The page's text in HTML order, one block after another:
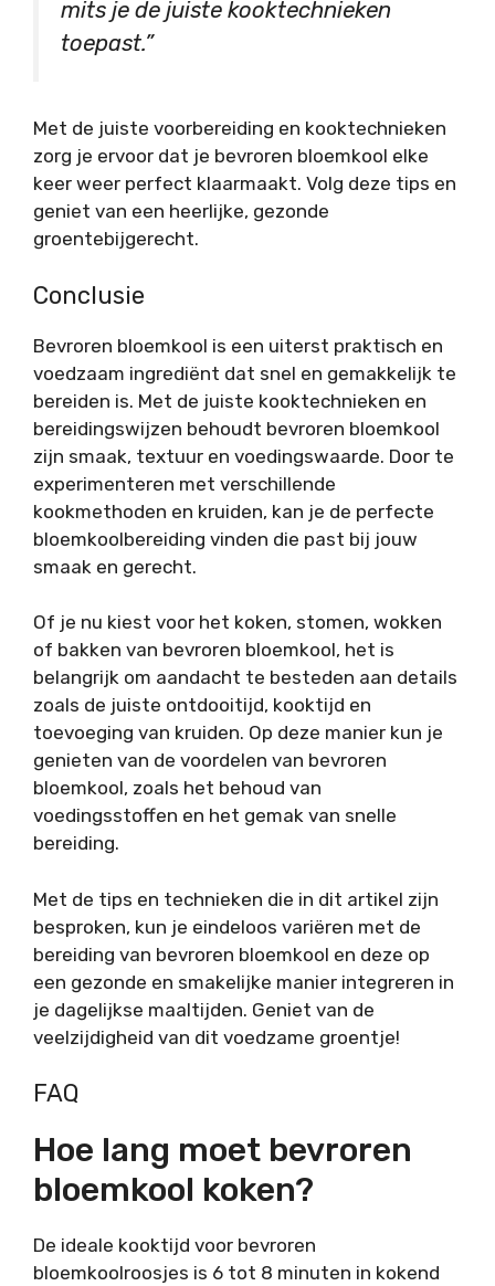
mits je de juiste kooktechnieken
toepast.”
Met de juiste voorbereiding en kooktechnieken
zorg je ervoor dat je bevroren bloemkool elke
keer weer perfect klaarmaakt. Volg deze tips en
geniet van een heerlijke, gezonde
groentebijgerecht.
Conclusie
Bevroren bloemkool is een uiterst praktisch en
voedzaam ingrediënt dat snel en gemakkelijk te
bereiden is. Met de juiste kooktechnieken en
bereidingswijzen behoudt bevroren bloemkool
zijn smaak, textuur en voedingswaarde. Door te
experimenteren met verschillende
kookmethoden en kruiden, kan je de perfecte
bloemkoolbereiding vinden die past bij jouw
smaak en gerecht.
Of je nu kiest voor het koken, stomen, wokken
of bakken van bevroren bloemkool, het is
belangrijk om aandacht te besteden aan details
zoals de juiste ontdooitijd, kooktijd en
toevoeging van kruiden. Op deze manier kun je
genieten van de voordelen van bevroren
bloemkool, zoals het behoud van
voedingsstoffen en het gemak van snelle
bereiding.
Met de tips en technieken die in dit artikel zijn
besproken, kun je eindeloos variëren met de
bereiding van bevroren bloemkool en deze op
een gezonde en smakelijke manier integreren in
je dagelijkse maaltijden. Geniet van de
veelzijdigheid van dit voedzame groentje!
FAQ
Hoe lang moet bevroren
bloemkool koken?
De ideale kooktijd voor bevroren
bloemkoolroosjes is 6 tot 8 minuten in kokend